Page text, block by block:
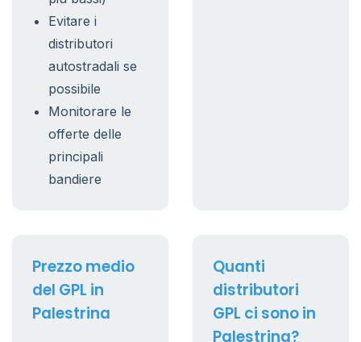
Evitare i
distributori
autostradali se
possibile
Monitorare le
offerte delle
principali
bandiere
Prezzo medio
del GPL in
Palestrina
Quanti
distributori
GPL ci sono in
Palestrina?